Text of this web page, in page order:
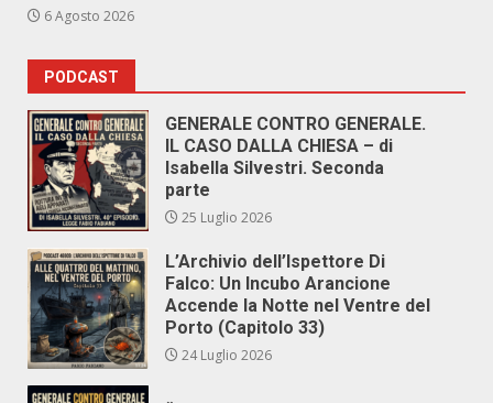
6 Agosto 2026
PODCAST
GENERALE CONTRO GENERALE.
IL CASO DALLA CHIESA – di
Isabella Silvestri. Seconda
parte
25 Luglio 2026
L’Archivio dell’Ispettore Di
Falco: Un Incubo Arancione
Accende la Notte nel Ventre del
Porto (Capitolo 33)
24 Luglio 2026